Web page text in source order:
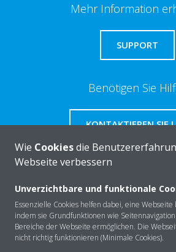
Mehr Information
SUPPORT
Benötigen Sie
KONTAKTIEREN SIE
Über DAIKIN
Anwendungsbereiche
Wie Cookiesdie
Webseite verbessern
Unverzichtbare und funktionale
Essenzielle Cookies helfen dabei, eine
indem sie Grundfunktionen wie
Bereiche der Webseite ermöglichen. Die
nicht richtig funktionieren (Minimale Cookies).